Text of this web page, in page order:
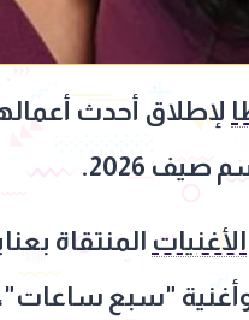
لإطلاق أحدث
2026.
الأغنيات المنتقاة
"سبع ساعات"،